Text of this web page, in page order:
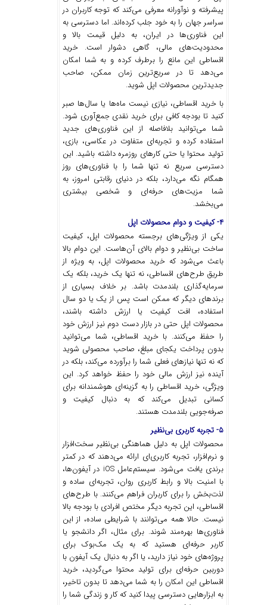
پیشرفته و نوآورانه معرفی می‌کند که توجه کاربران در
سراسر جهان را به خود جلب کرده‌اند. اما دسترسی به
این فناوری‌ها در ایران، به دلیل قیمت بالا و
محدودیت‌های مالی، گاهی دشوار است. خرید
اقساطی این مانع را برطرف کرده و به شما امکان
می‌دهد تا در سریع‌ترین زمان ممکن، صاحب
جدیدترین محصولات اپل شوید.
با خرید اقساطی، نیازی نیست ماه‌ها یا سال‌ها صبر
کنید تا بودجه کافی برای خرید نقدی جمع‌آوری شود.
شما می‌توانید بلافاصله از این فناوری‌های جدید
استفاده کرده و تجربه‌ای متفاوت در عکاسی، بازی،
تولید محتوا یا حتی کارهای روزمره داشته باشید. این
دسترسی سریع نه تنها شما را با فناوری‌های روز
همگام نگه می‌دارد، بلکه در دنیای رقابتی امروز، به
شما مزیت‌های حرفه‌ای و شخصی بیشتری
می‌بخشد.
۴- کیفیت و دوام محصولات اپل
یکی از ویژگی‌های برجسته محصولات اپل، کیفیت
ساخت بی‌نظیر و دوام بالای آن‌هاست. این دوام بالا
باعث می‌شود که خرید محصولات اپل، به ویژه از
طریق طرح‌های اقساطی، نه تنها یک خرید، بلکه یک
سرمایه‌گذاری بلندمدت باشد. بر خلاف بسیاری از
برندهای دیگر که ممکن است پس از یک یا دو سال
استفاده، افت کیفیت یا ارزش داشته باشند،
محصولات اپل حتی در بازار دست دوم نیز ارزش خود
را حفظ می‌کنند. با خرید اقساطی، شما می‌توانید
بدون پرداخت یکجای مبلغ، صاحب محصولی شوید
که نه تنها نیازهای فعلی شما را برآورده می‌کند، بلکه در
آینده نیز ارزش مالی خود را حفظ خواهد کرد. این
ویژگی، خرید اقساطی را به گزینه‌ای هوشمندانه برای
کسانی تبدیل می‌کند که به دنبال کیفیت و
صرفه‌جویی بلندمدت هستند.
۵- تجربه کاربری بی‌نظیر
محصولات اپل به دلیل هماهنگی بی‌نظیر سخت‌افزار
و نرم‌افزار، تجربه کاربری‌ای ارائه می‌دهند که در کمتر
برندی یافت می‌شود. سیستم‌عامل iOS در آیفون‌ها،
با امنیت بالا و رابط کاربری روان، تجربه‌ای ساده و
لذت‌بخش را برای کاربران فراهم می‌کنند. با طرح‌های
اقساطی، این تجربه دیگر مختص افرادی با بودجه بالا
نیست. حالا همه می‌توانند با شرایطی ساده، از این
فناوری‌ها بهره‌مند شوند. برای مثال، اگر دانشجو یا
کاربر حرفه‌ای هستید که به یک مک‌بوک برای
پروژه‌های خود نیاز دارید، یا اگر به دنبال یک آیفون با
دوربین حرفه‌ای برای تولید محتوا می‌گردید، خرید
اقساطی این امکان را به شما می‌دهد تا بدون تاخیر،
به ابزارهایی دسترسی پیدا کنید که کار و زندگی شما را